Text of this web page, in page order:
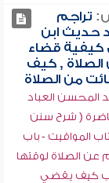
تراجم
حديث ابن
قضاء
الصلاة , كيف
من الصلاة
المحسن العباد
( شرح سنن
المواقيت - باب
عن الصلاة لوقتها
كيف يقضي